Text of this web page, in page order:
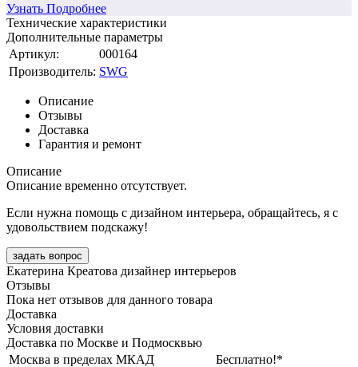
Узнать Подробнее
Технические характеристики
Дополнительные параметры
Артикул:
000164
Производитель: SWG
Описание
Отзывы
Доставка
Гарантия и ремонт
Описание
Описание временно отсутствует.
Если нужна помощь с дизайном интерьера, обращайтесь, я с
удовольствием подскажу!
задать вопрос
Екатерина Креатова дизайнер интерьеров
Отзывы
Пока нет отзывов для данного товара
Доставка
Условия доставки
Доставка по Москве и Подмосквью
Москва в пределах МКАД
Бесплатно!*